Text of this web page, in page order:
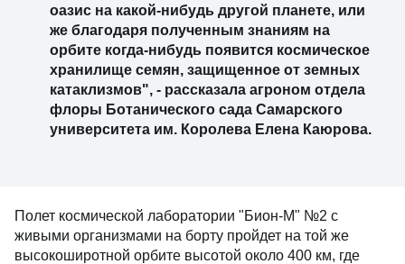
оазис на какой-нибудь другой планете, или
же благодаря полученным знаниям на
орбите когда-нибудь появится космическое
хранилище семян, защищенное от земных
катаклизмов", - рассказала агроном отдела
флоры Ботанического сада Самарского
университета им. Королева Елена Каюрова.
Полет космической лаборатории "Бион-М" №2 с
живыми организмами на борту пройдет на той же
высокоширотной орбите высотой около 400 км, где